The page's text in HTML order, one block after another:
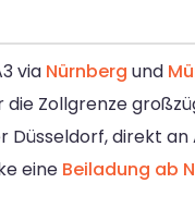
via Nürnberg und
Zollgrenze
direkt
eine Beiladung ab